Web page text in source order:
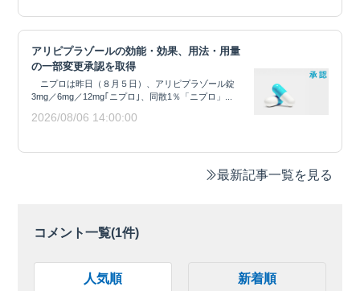
アリピプラゾールの効能・効果、用法・用量
の一部変更承認を取得
ニプロは昨日（８月５日）、アリピプラゾール錠
3mg／6mg／12mg｢ニプロ｣、同散1％「ニプロ」...
2026/08/06 14:00:00
最新記事一覧を見る
コメント一覧(1件)
人気順 新着順